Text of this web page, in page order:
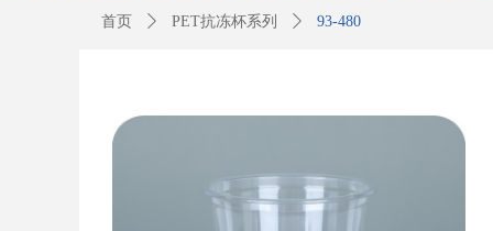
首页 ꄲ PET抗冻杯系列 ꄲ 93-480